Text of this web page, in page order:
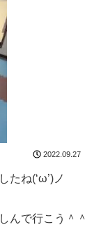
2022.09.27
たね(‘ω’)ノ
んで行こう＾＾